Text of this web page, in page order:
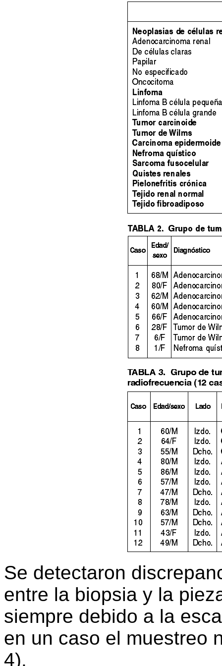
Se detectaron
entre la biopsia y la
siempre debido a la
en un caso el muestreo
4).